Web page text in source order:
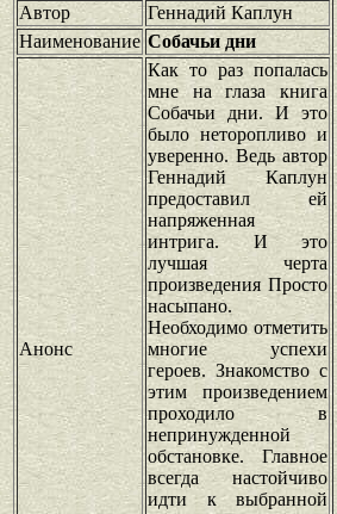
Автор
Геннадий Каплун
Наименование Собачьи дни
Анонс
Как то раз попалась
мне на глаза книга
Собачьи дни. И это
было неторопливо и
уверенно. Ведь автор
Геннадий Каплун
предоставил ей
напряженная
интрига. И это
лучшая черта
произведения Просто
насыпано.
Необходимо отметить
многие успехи
героев. Знакомство с
этим произведением
проходило в
непринужденной
обстановке. Главное
всегда настойчиво
идти к выбранной